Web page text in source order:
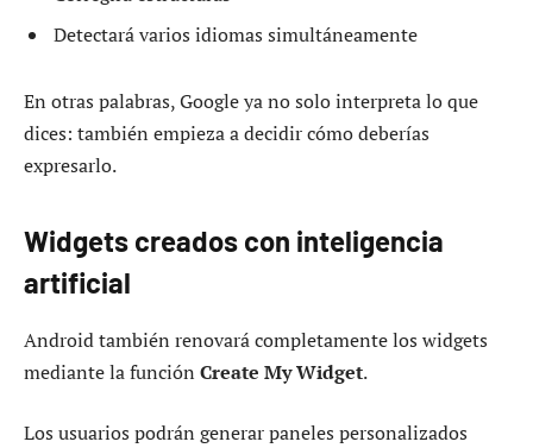
Detectará varios idiomas simultáneamente
En otras palabras, Google ya no solo interpreta lo que
dices: también empieza a decidir cómo deberías
expresarlo.
Widgets creados con inteligencia
artificial
Android también renovará completamente los widgets
mediante la función Create My Widget.
Los usuarios podrán generar paneles personalizados